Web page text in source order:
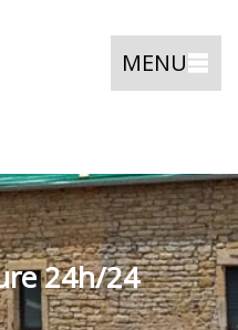
MENU
24h/24